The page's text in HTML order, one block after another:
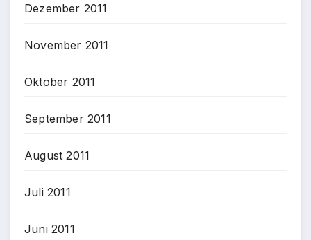
Dezember 2011
November 2011
Oktober 2011
September 2011
August 2011
Juli 2011
Juni 2011